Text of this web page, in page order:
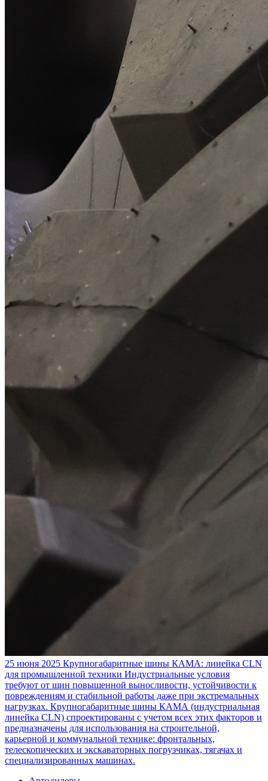
25 июня 2025 Крупногабаритные шины КАМА: линейка CLN
для промышленной техники Индустриальные условия
требуют от шин повышенной выносливости, устойчивости к
повреждениям и стабильной работы даже при экстремальных
нагрузках. Крупногабаритные шины КАМА (индустриальная
линейка CLN) спроектированы с учетом всех этих факторов и
предназначены для использования на строительной,
карьерной и коммунальной технике: фронтальных,
телескопических и экскаваторных погрузчиках, тягачах и
специализированных машинах.